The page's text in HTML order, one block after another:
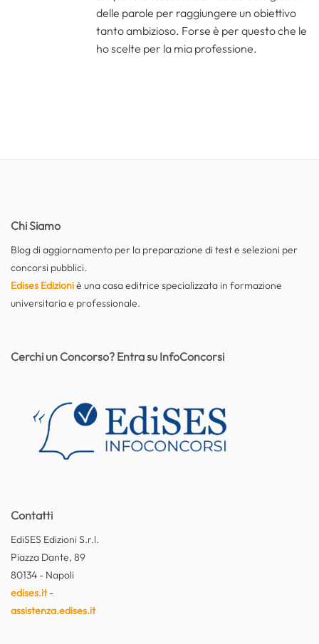
delle parole per raggiungere un obiettivo
tanto ambizioso. Forse è per questo che le
ho scelte per la mia professione.
Chi Siamo
Blog di aggiornamento per la preparazione di test e selezioni per
concorsi pubblici.
Edises Edizioniè una casa editrice specializzata in formazione
universitaria e professionale.
Contatti
EdiSES Edizioni S.r.l.
Piazza Dante, 89
80134 - Napoli
edises.it-
assistenza.edises.it
Cerchi un Concorso? Entra su InfoConcorsi